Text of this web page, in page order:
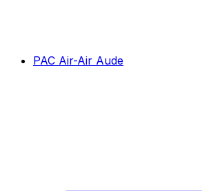
PAC Air-Air Aude